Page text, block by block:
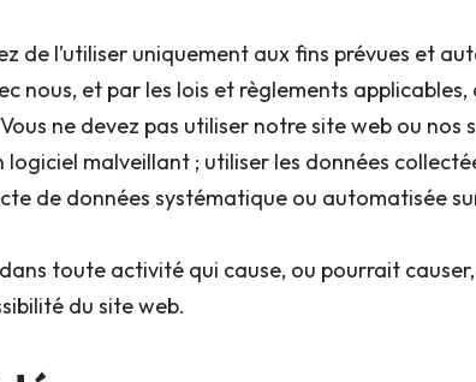
de l’utiliser uniquement aux fins prévues et
nous, et par les lois et règlements
ne devez pas utiliser notre site web ou
logiciel malveillant ; utiliser les données
de données systématique ou automatisée
toute activité qui cause, ou pourrait
du site web.